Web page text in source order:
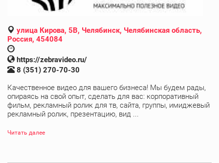
улица Кирова, 5В, Челябинск, Челябинская область,
Россия, 454084
https://zebravideo.ru/
8 (351) 270-70-30
Качественное видео для вашего бизнеса! Мы будем рады,
опираясь на свой опыт, сделать для вас: корпоративный
фильм, рекламный ролик для тв, сайта, группы, имиджевый
рекламный ролик, презентацию, вид ...
Читать далее